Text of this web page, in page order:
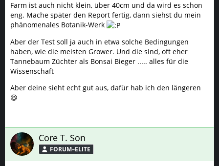
Farm ist auch nicht klein, über 40cm und da wird es schon
eng. Mache später den Report fertig, dann siehst du mein
phänomenales Botanik-Werk
Aber der Test soll ja auch in etwa solche Bedingungen
haben, wie die meisten Grower. Und die sind, oft eher
Tannebaum Züchter als Bonsai Bieger ..... alles für die
Wissenschaft
Aber deine sieht echt gut aus, dafür hab ich den längeren
😆
Core T. Son
FORUM–ELITE